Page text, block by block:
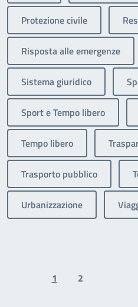
Protezione civile
Risposta alle emergenze
Sistema giuridico
Sport e Tempo libero
Tempo libero
Trasporto pubblico
Urbanizzazione
Previous page
1 2